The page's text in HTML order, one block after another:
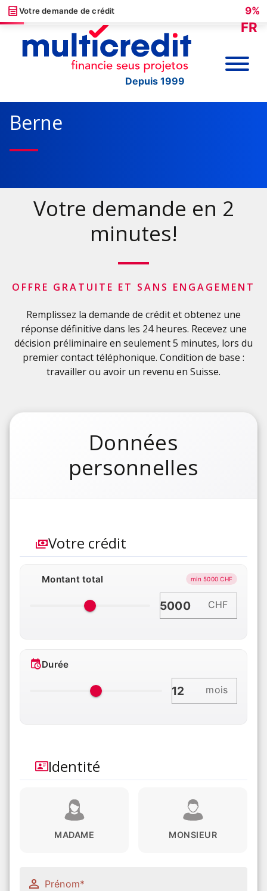
Depuis 1999
FR
Berne
Votre demande en 2
minutes!
OFFRE GRATUITE ET SANS ENGAGEMENT
Remplissez la demande de crédit et obtenez une
réponse définitive dans les 24 heures. Recevez une
décision préliminaire en seulement 5 minutes, lors du
premier contact téléphonique. Condition de base :
travailler ou avoir un revenu en Suisse.
Votre demande de crédit 9%
Données
personnelles
Votre crédit
Montant total min 5000 CHF
CHF
Durée
mois
Identité
MADAME MONSIEUR
Prénom*